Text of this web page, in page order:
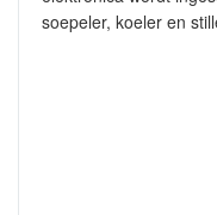
soepeler, koeler en